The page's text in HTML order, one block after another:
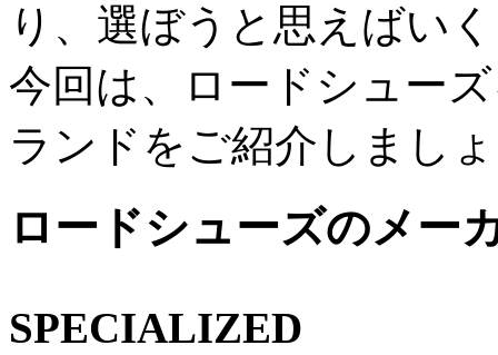
り、選ぼうと思えばい
今回は、ロードシュー
ランドをご紹介しまし
ロードシューズのメー
SPECIALIZED